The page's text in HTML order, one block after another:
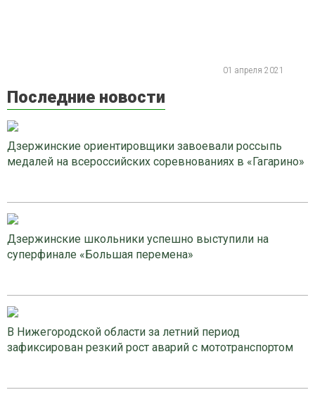
01 апреля 2021
Последние новости
Дзержинские ориентировщики завоевали россыпь
медалей на всероссийских соревнованиях в «Гагарино»
Дзержинские школьники успешно выступили на
суперфинале «Большая перемена»
В Нижегородской области за летний период
зафиксирован резкий рост аварий с мототранспортом